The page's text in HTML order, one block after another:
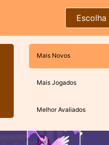
Mais Novos
Mais Jogados
Melhor Avaliados